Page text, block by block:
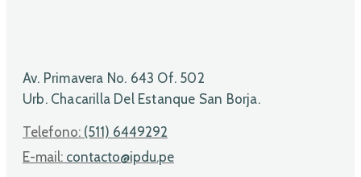
Av. Primavera No. 643 Of. 502
Urb. Chacarilla Del Estanque San Borja.
Telefono: (511) 6449292
E-mail: contacto@ipdu.pe